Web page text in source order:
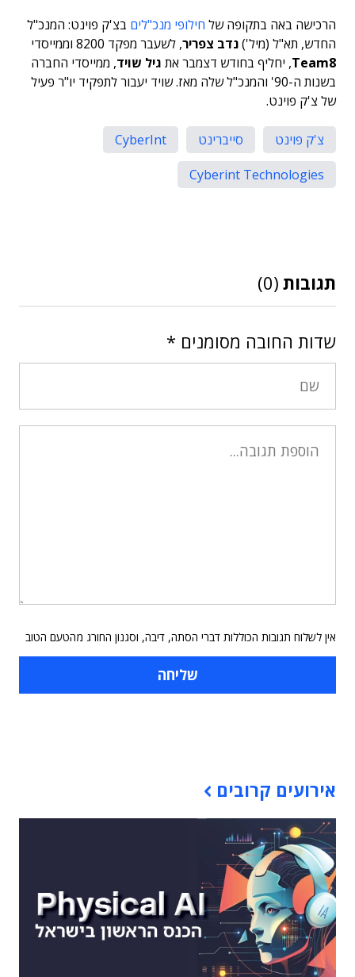
הרכישה באה בתקופה של חילופי מנכ"לים בצ'ק פוינט: המנכ"ל
החדש, תא"ל (מיל')נדב צפריר, לשעבר מפקד 8200 וממייסדי
Team8, יחליף בחודש דצמבר את גיל שויד, ממייסדי החברה
בשנות ה-90' והמנכ"ל שלה מאז. שויד יעבור לתפקיד יו"ר פעיל
של צ'ק פוינט.
צ'ק פוינט סייברינט
CyberInt
Cyberint Technologies
תגובות (0)
שדות החובה מסומנים *
אין לשלוח תגובות הכוללות דברי הסתה, דיבה, וסגנון החורג מהטעם הטוב
אירועים קרובים